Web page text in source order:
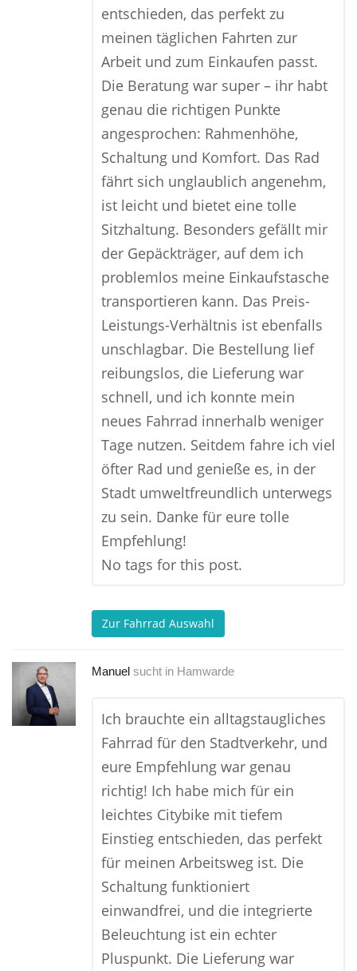
entschieden, das perfekt zu
meinen täglichen Fahrten zur
Arbeit und zum Einkaufen passt.
Die Beratung war super – ihr habt
genau die richtigen Punkte
angesprochen: Rahmenhöhe,
Schaltung und Komfort. Das Rad
fährt sich unglaublich angenehm,
ist leicht und bietet eine tolle
Sitzhaltung. Besonders gefällt mir
der Gepäckträger, auf dem ich
problemlos meine Einkaufstasche
transportieren kann. Das Preis-
Leistungs-Verhältnis ist ebenfalls
unschlagbar. Die Bestellung lief
reibungslos, die Lieferung war
schnell, und ich konnte mein
neues Fahrrad innerhalb weniger
Tage nutzen. Seitdem fahre ich viel
öfter Rad und genieße es, in der
Stadt umweltfreundlich unterwegs
zu sein. Danke für eure tolle
Empfehlung!
No tags for this post.
Zur Fahrrad Auswahl
Manuel sucht in Hamwarde
Ich brauchte ein alltagstaugliches
Fahrrad für den Stadtverkehr, und
eure Empfehlung war genau
richtig! Ich habe mich für ein
leichtes Citybike mit tiefem
Einstieg entschieden, das perfekt
für meinen Arbeitsweg ist. Die
Schaltung funktioniert
einwandfrei, und die integrierte
Beleuchtung ist ein echter
Pluspunkt. Die Lieferung war